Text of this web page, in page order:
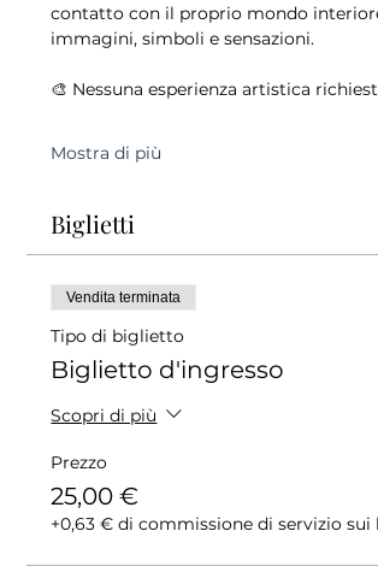
contatto con il proprio mondo
immagini, simboli e sensazioni.
🎨 Nessuna esperienza artistica
Mostra di più
Biglietti
Vendita terminata
Tipo di biglietto
Biglietto d'ingresso
Scopri di più
Prezzo
25,00 €
+0,63 € di commissione di servizio